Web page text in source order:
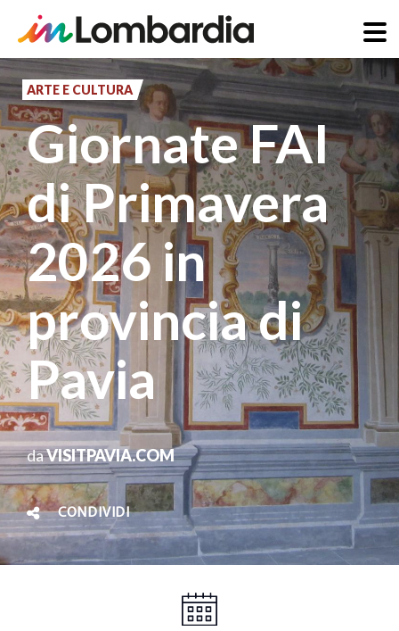
Salta
al
contenuto
principale
ARTE E CULTURA
Giornate FAI
di Primavera
2026 in
provincia di
Pavia
daVISITPAVIA.COM
CONDIVIDI